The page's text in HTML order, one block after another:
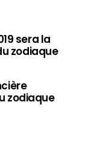
sera la
zodiaque
zodiaque